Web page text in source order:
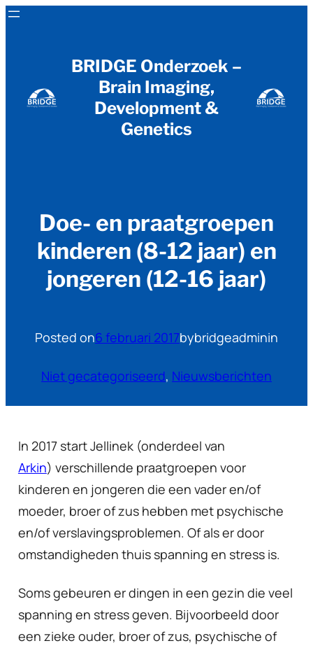
Ga
BRIDGE Onderzoek –
Brain Imaging,
Development &
Genetics
Doe- en praatgroepen
kinderen (8-12 jaar) en
jongeren (12-16 jaar)
Posted on6 februari 2017bybridgeadminin
Niet gecategoriseerd, Nieuwsberichten
In 2017 start Jellinek (onderdeel van
Arkin) verschillende praatgroepen voor
kinderen en jongeren die een vader en/of
moeder, broer of zus hebben met psychische
en/of verslavingsproblemen. Of als er door
omstandigheden thuis spanning en stress is.
Soms gebeuren er dingen in een gezin die veel
spanning en stress geven. Bijvoorbeeld door
een zieke ouder, broer of zus, psychische of